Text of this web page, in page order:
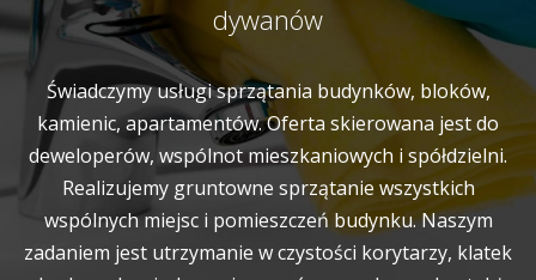
dywanów
Świadczymy usługi sprzątania budynków, bloków,
kamienic, apartamentów. Oferta skierowana jest do
deweloperów, wspólnot mieszkaniowych i spółdzielni.
Realizujemy gruntowne sprzątanie wszystkich
wspólnych miejsc i pomieszczeń budynku. Naszym
zadaniem jest utrzymanie w czystości korytarzy, klatek